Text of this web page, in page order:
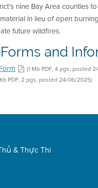
nine Bay Area counties
in lieu of open
future wildfires.
and
(1 Mb PDF, 4 pgs, posted
PDF, 2 pgs, posted 24/06/2025)
& Thực Thi